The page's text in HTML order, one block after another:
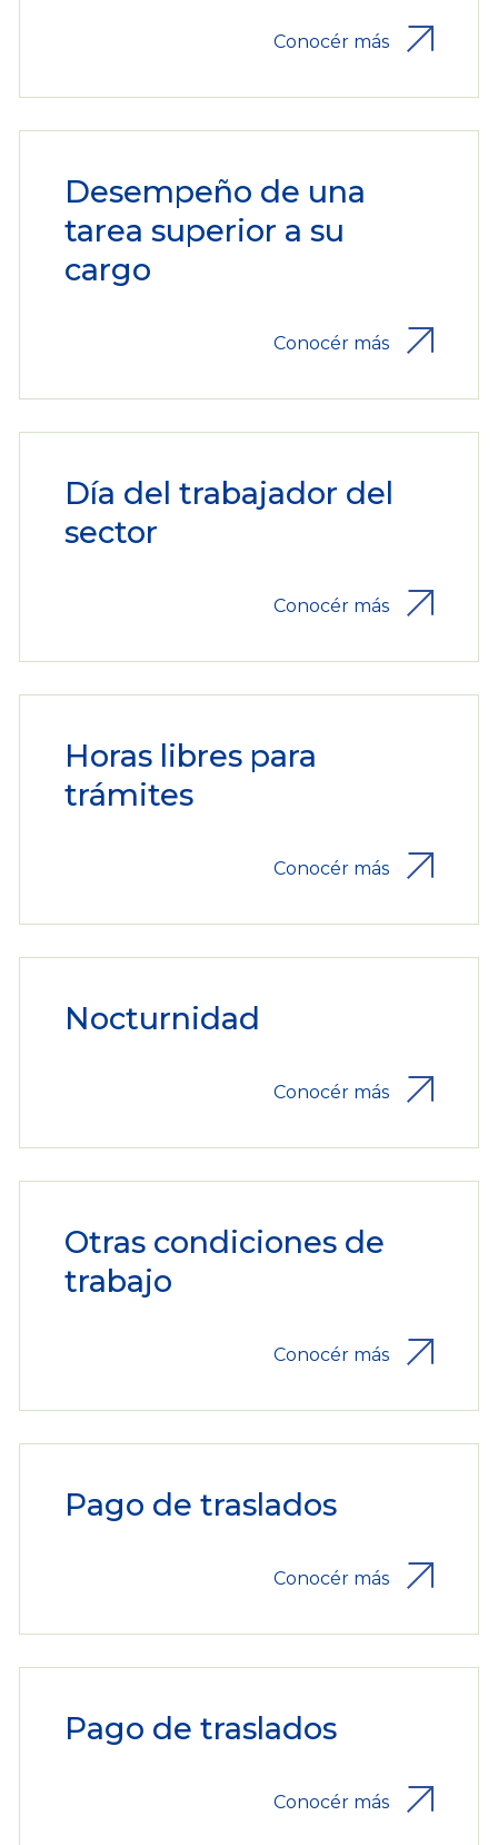
Conocér más
Desempeño de una
tarea superior a su
cargo
Conocér más
Día del trabajador del
sector
Conocér más
Horas libres para
trámites
Conocér más
Nocturnidad
Conocér más
Otras condiciones de
trabajo
Conocér más
Pago de traslados
Conocér más
Pago de traslados
Conocér más